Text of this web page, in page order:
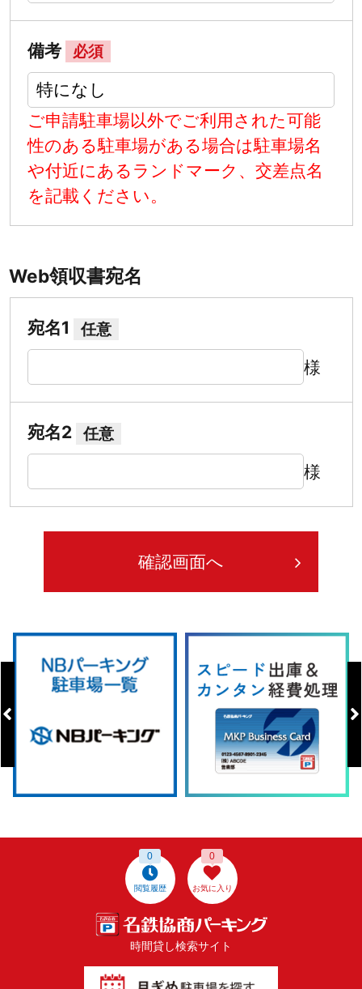
備考 必須
ご申請駐車場以外でご利用された可能
性のある駐車場がある場合は駐車場名
や付近にあるランドマーク、交差点名
を記載ください。
Web領収書宛名
宛名1 任意
様
宛名2 任意
様
閲覧履歴
0
お気に入り
0
時間貸し検索サイト